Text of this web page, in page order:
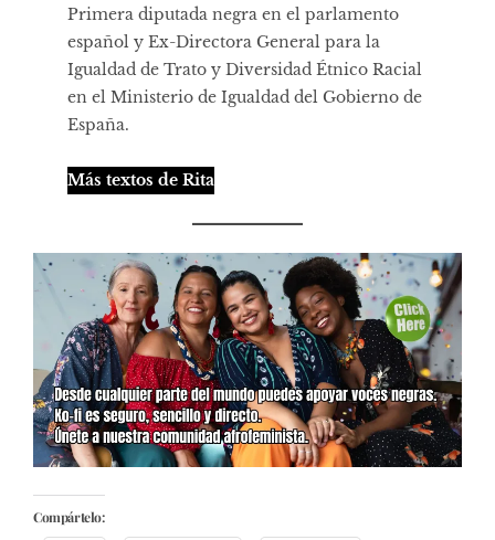
Primera diputada negra en el parlamento
español y Ex-Directora General para la
Igualdad de Trato y Diversidad Étnico Racial
en el Ministerio de Igualdad del Gobierno de
España.
Más textos de Rita
Compártelo: